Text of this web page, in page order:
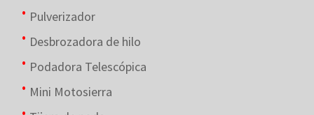
Pulverizador
Desbrozadora de hilo
Podadora Telescópica
Mini Motosierra